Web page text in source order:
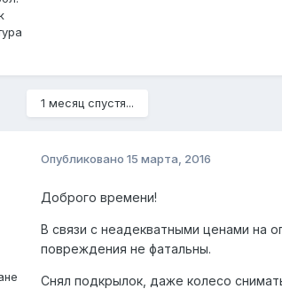
1 месяц спустя...
Опубликовано 15 марта, 2016
Доброго времени!
В связи с неадекватными ценами на
повреждения не фатальны.
Снял подкрылок, даже колесо